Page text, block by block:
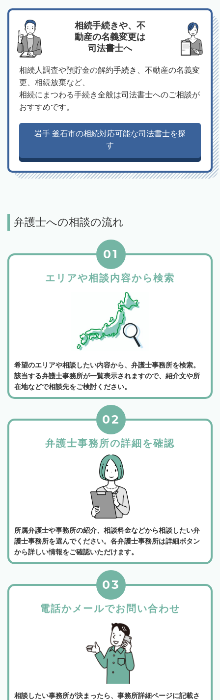
相続手続きや、不
動産の名義変更は
司法書士へ
相続人調査や預貯金の解約手続き、不動産の名義変
更、相続放棄など、
相続にまつわる手続き全般は司法書士へのご相談が
おすすめです。
岩手 釜石市の相続対応可能な司法書士を探
す
弁護士への相談の流れ
エリアや相談内容から検索
01
希望のエリアや相談したい内容から、弁護士事務所を検索。
該当する弁護士事務所が一覧表示されますので、紹介文や所
在地などで相談先をご検討ください。
弁護士事務所の詳細を確認
02
所属弁護士や事務所の紹介、相談料金などから相談したい弁
護士事務所を選んでください。各弁護士事務所は詳細ボタン
から詳しい情報をご確認いただけます。
電話かメールでお問い合わせ
03
相談したい事務所が決まったら、事務所詳細ページに記載さ